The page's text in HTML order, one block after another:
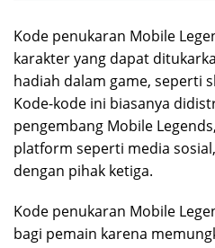
Kode penukaran Mobile
karakter yang dapat
hadiah dalam game, seperti
Kode-kode ini biasanya
pengembang Mobile
platform seperti media
dengan pihak ketiga.
Kode penukaran Mobile
bagi pemain karena